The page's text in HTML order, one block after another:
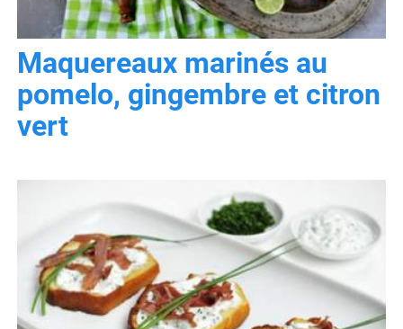
Maquereaux marinés au
pomelo, gingembre et citron
vert